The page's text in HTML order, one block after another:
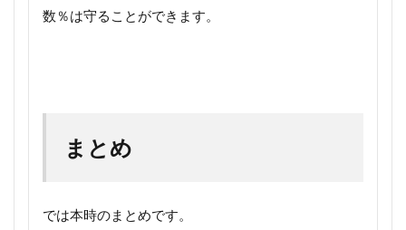
数％は守ることができます。
まとめ
では本時のまとめです。